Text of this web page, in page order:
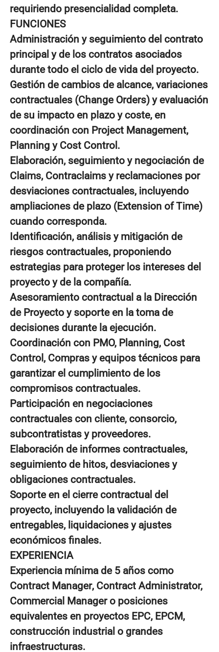
requiriendo presencialidad completa.
FUNCIONES
Administración y seguimiento del contrato
principal y de los contratos asociados
durante todo el ciclo de vida del proyecto.
Gestión de cambios de alcance, variaciones
contractuales (Change Orders) y evaluación
de su impacto en plazo y coste, en
coordinación con Project Management,
Planning y Cost Control.
Elaboración, seguimiento y negociación de
Claims, Contraclaims y reclamaciones por
desviaciones contractuales, incluyendo
ampliaciones de plazo (Extension of Time)
cuando corresponda.
Identificación, análisis y mitigación de
riesgos contractuales, proponiendo
estrategias para proteger los intereses del
proyecto y de la compañía.
Asesoramiento contractual a la Dirección
de Proyecto y soporte en la toma de
decisiones durante la ejecución.
Coordinación con PMO, Planning, Cost
Control, Compras y equipos técnicos para
garantizar el cumplimiento de los
compromisos contractuales.
Participación en negociaciones
contractuales con cliente, consorcio,
subcontratistas y proveedores.
Elaboración de informes contractuales,
seguimiento de hitos, desviaciones y
obligaciones contractuales.
Soporte en el cierre contractual del
proyecto, incluyendo la validación de
entregables, liquidaciones y ajustes
económicos finales.
EXPERIENCIA
Experiencia mínima de 5 años como
Contract Manager, Contract Administrator,
Commercial Manager o posiciones
equivalentes en proyectos EPC, EPCM,
construcción industrial o grandes
infraestructuras.